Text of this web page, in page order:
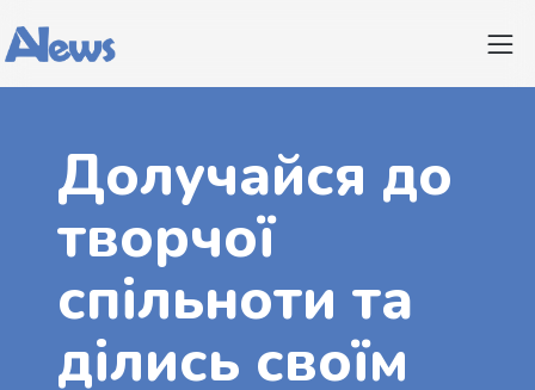
Долучайся до
творчої
спільноти та
ділись своїм